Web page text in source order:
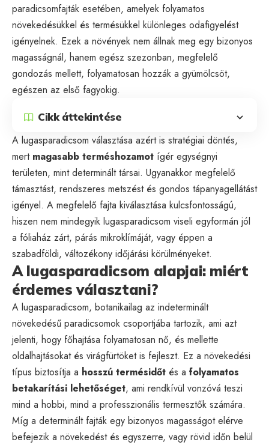
paradicsomfajták esetében, amelyek folyamatos
növekedésükkel és termésükkel különleges odafigyelést
igényelnek. Ezek a növények nem állnak meg egy bizonyos
magasságnál, hanem egész szezonban, megfelelő
gondozás mellett, folyamatosan hozzák a gyümölcsöt,
egészen az első fagyokig.
Cikk áttekintése
A lugasparadicsom választása azért is stratégiai döntés,
mert magasabb terméshozamot ígér egységnyi
területen, mint determinált társai. Ugyanakkor megfelelő
támasztást, rendszeres metszést és gondos tápanyagellátást
igényel. A megfelelő fajta kiválasztása kulcsfontosságú,
hiszen nem mindegyik lugasparadicsom viseli egyformán jól
a fóliaház zárt, párás mikroklímáját, vagy éppen a
szabadföldi, változékony időjárási körülményeket.
A lugasparadicsom alapjai: miért
érdemes választani?
A lugasparadicsom, botanikailag az indeterminált
növekedésű paradicsomok csoportjába tartozik, ami azt
jelenti, hogy főhajtása folyamatosan nő, és mellette
oldalhajtásokat és virágfürtöket is fejleszt. Ez a növekedési
típus biztosítja a hosszú termésidőt és a folyamatos
betakarítási lehetőséget, ami rendkívül vonzóvá teszi
mind a hobbi, mind a professzionális termesztők számára.
Míg a determinált fajták egy bizonyos magasságot elérve
befejezik a növekedést és egyszerre, vagy rövid időn belül